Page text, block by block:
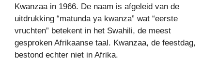
Kwanzaa in 1966. De naam is afgeleid van de
uitdrukking “matunda ya kwanza” wat “eerste
vruchten” betekent in het Swahili, de meest
gesproken Afrikaanse taal. Kwanzaa, de feestdag,
bestond echter niet in Afrika.